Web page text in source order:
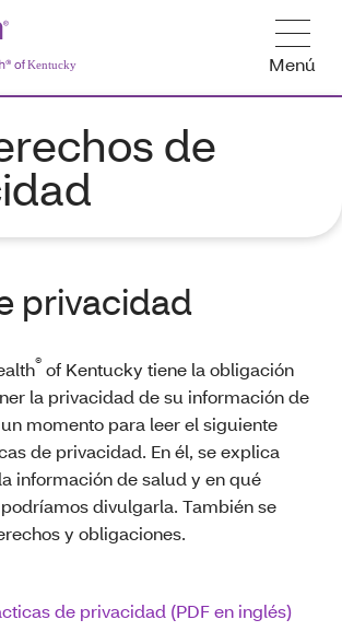
Menú
de
privacidad
® of Kentucky tiene la obligación
la privacidad de su información de
momento para leer el siguiente
de privacidad. En él, se explica
información de salud y en qué
divulgarla. También se
y obligaciones.
de privacidad (PDF en inglés)